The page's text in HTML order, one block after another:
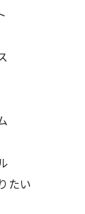
たい